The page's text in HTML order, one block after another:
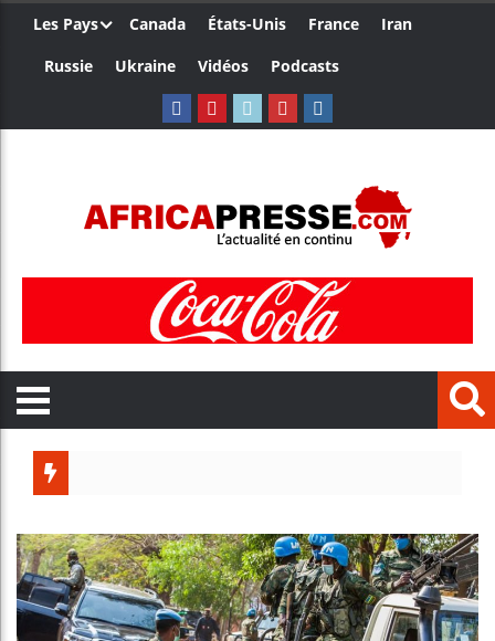
Les Pays Canada États-Unis France
Iran
Russie
Ukraine Vidéos Podcasts
Bénin :